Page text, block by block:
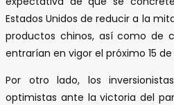
Estados Unidos de reducir a la
productos chinos, así como de
entrarían en vigor el próximo 15
Por otro lado, los
optimistas ante la victoria del